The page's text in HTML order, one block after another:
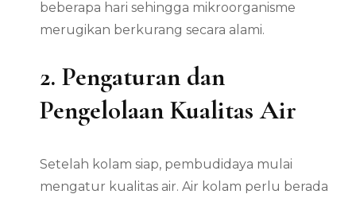
beberapa hari sehingga mikroorganisme
merugikan berkurang secara alami.
2. Pengaturan dan
Pengelolaan Kualitas Air
Setelah kolam siap, pembudidaya mulai
mengatur kualitas air. Air kolam perlu berada